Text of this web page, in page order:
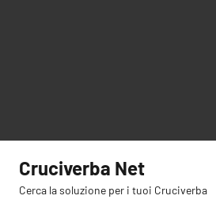
contenuto
Cruciverba Net
Cerca la soluzione per i tuoi Cruciverba